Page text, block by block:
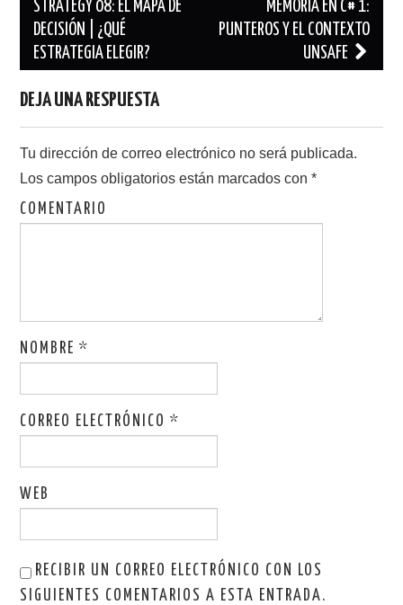
r
(
S
e
a
b
r
e
n
u
a
e
t
a
a
n
o
k
S
e
a
b
e
e
n
n
v
n
t
n
a
de
entradas
STRATEGY 08: EL MAPA DE
DECISIÓN | ¿QUÉ
ESTRATEGIA ELEGIR?
MEMORIA EN C# 1:
PUNTEROS Y EL CONTEXTO
UNSAFE
DEJA UNA RESPUESTA
Tu dirección de correo electrónico no será publicada.
Los campos obligatorios están marcados con*
COMENTARIO
NOMBRE*
CORREO ELECTRÓNICO*
WEB
RECIBIR UN CORREO ELECTRÓNICO CON LOS
SIGUIENTES COMENTARIOS A ESTA ENTRADA.